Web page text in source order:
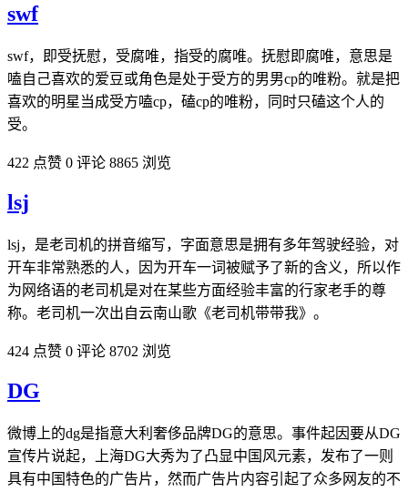
swf
swf，即受抚慰，受腐唯，指受的腐唯。抚慰即腐唯，意思是
嗑自己喜欢的爱豆或角色是处于受方的男男cp的唯粉。就是把
喜欢的明星当成受方嗑cp，磕cp的唯粉，同时只磕这个人的
受。
422 点赞 0 评论 8865 浏览
lsj
lsj，是老司机的拼音缩写，字面意思是拥有多年驾驶经验，对
开车非常熟悉的人，因为开车一词被赋予了新的含义，所以作
为网络语的老司机是对在某些方面经验丰富的行家老手的尊
称。老司机一次出自云南山歌《老司机带带我》。
424 点赞 0 评论 8702 浏览
DG
微博上的dg是指意大利奢侈品牌DG的意思。事件起因要从DG
宣传片说起，上海DG大秀为了凸显中国风元素，发布了一则
具有中国特色的广告片，然而广告片内容引起了众多网友的不